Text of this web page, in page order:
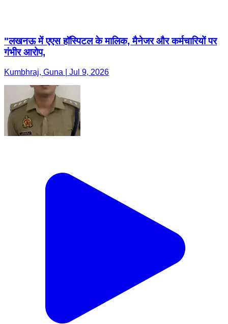
"लखनऊ में एएस हॉस्पिटल के मालिक, मैनेजर और कर्मचारियों पर
गंभीर आरोप,
Kumbhraj, Guna | Jul 9, 2026